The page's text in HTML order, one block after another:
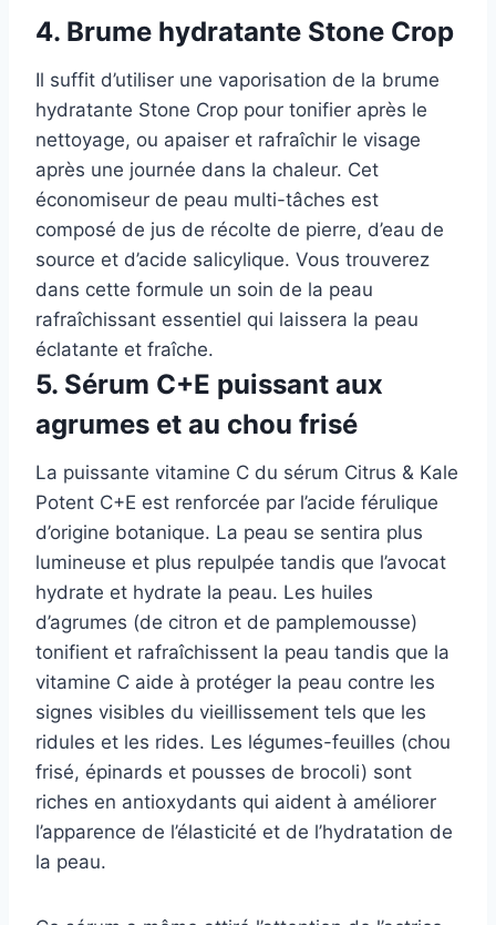
4. Brume hydratante Stone Crop
Il suffit d’utiliser une vaporisation de la brume
hydratante Stone Crop pour tonifier après le
nettoyage, ou apaiser et rafraîchir le visage
après une journée dans la chaleur. Cet
économiseur de peau multi-tâches est
composé de jus de récolte de pierre, d’eau de
source et d’acide salicylique. Vous trouverez
dans cette formule un soin de la peau
rafraîchissant essentiel qui laissera la peau
éclatante et fraîche.
5. Sérum C+E puissant aux
agrumes et au chou frisé
La puissante vitamine C du sérum Citrus & Kale
Potent C+E est renforcée par l’acide férulique
d’origine botanique. La peau se sentira plus
lumineuse et plus repulpée tandis que l’avocat
hydrate et hydrate la peau. Les huiles
d’agrumes (de citron et de pamplemousse)
tonifient et rafraîchissent la peau tandis que la
vitamine C aide à protéger la peau contre les
signes visibles du vieillissement tels que les
ridules et les rides. Les légumes-feuilles (chou
frisé, épinards et pousses de brocoli) sont
riches en antioxydants qui aident à améliorer
l’apparence de l’élasticité et de l’hydratation de
la peau.